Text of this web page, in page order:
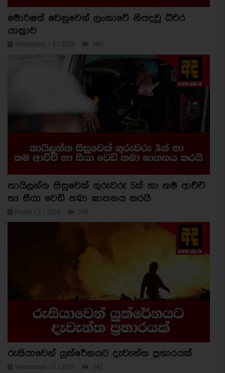
මොරිෂස් වෙනුවෙන් ලංකාවේ නිපදවූ ධීවර
යාත්‍රාව
Wednesday / 5 / 2026 380
තායිලන්ත සිසුවෙක් ගුරුවරු 5ක් හා තම ආච්චි
හා සීයා වෙඩි තබා ඝාතනය කරයි
Friday / 7 / 2026 348
රුසියාවෙන් යුක්රේනයට දැවැන්ත ප්‍රහාරයක්
Wednesday / 5 / 2026 342